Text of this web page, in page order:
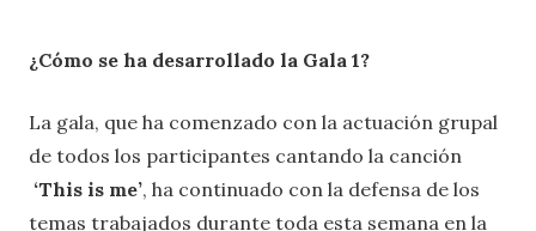
¿Cómo se ha desarrollado la Gala 1?
La gala, que ha comenzado con la actuación grupal
de todos los participantes cantando la canción
‘This is me’, ha continuado con la defensa de los
temas trabajados durante toda esta semana en la